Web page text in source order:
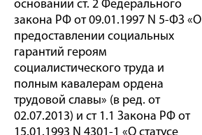
основании ст. 2 Федерального
закона РФ от 09.01.1997 N 5-ФЗ «О
предоставлении социальных
гарантий героям
социалистического труда и
полным кавалерам ордена
трудовой славы» (в ред. от
02.07.2013) и ст 1.1 Закона РФ от